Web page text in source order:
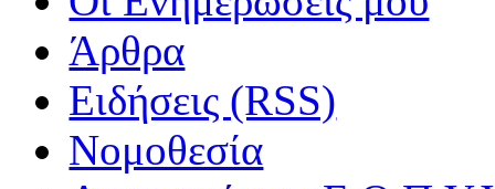
Άρθρα
Ειδήσεις (RSS)
Νομοθεσία